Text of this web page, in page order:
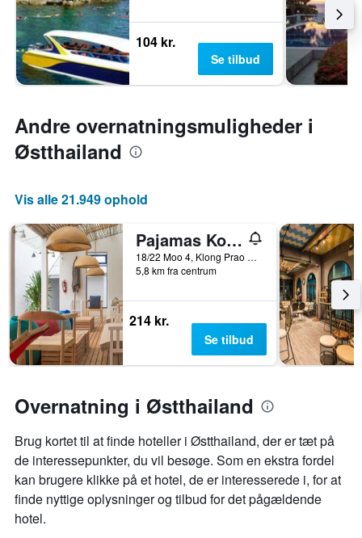
104 kr.
Se tilbud
Andre overnatningsmuligheder i
Østthailand
Vis alle 21.949 ophold
Pajamas Koh Chang
18/22 Moo 4, Klong Prao Beach, Ko Chang, Thailand
5,8 km fra centrum
214 kr.
Se tilbud
Overnatning i Østthailand
Brug kortet til at finde hoteller i Østthailand, der er tæt på
de interessepunkter, du vil besøge. Som en ekstra fordel
kan brugere klikke på et hotel, de er interesserede i, for at
finde nyttige oplysninger og tilbud for det pågældende
hotel.